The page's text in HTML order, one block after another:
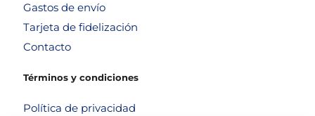
Gastos de envío
Tarjeta de fidelización
Contacto
Términos y condiciones
Política de privacidad